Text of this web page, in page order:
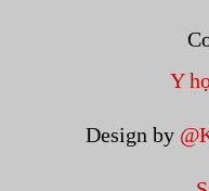
Y
Design by